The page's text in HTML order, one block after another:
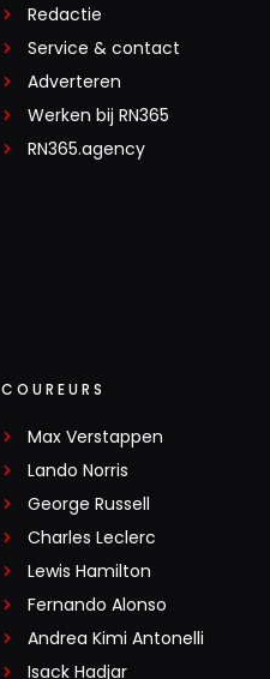
Redactie
Service & contact
Adverteren
Werken bij RN365
RN365.agency
COUREURS
Max Verstappen
Lando Norris
George Russell
Charles Leclerc
Lewis Hamilton
Fernando Alonso
Andrea Kimi Antonelli
Isack Hadjar